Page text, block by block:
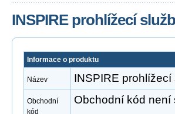
INSPIRE prohlížecí
Informace o produktu
Název INSPIRE
Obchodní
kód
Obchodní kód není